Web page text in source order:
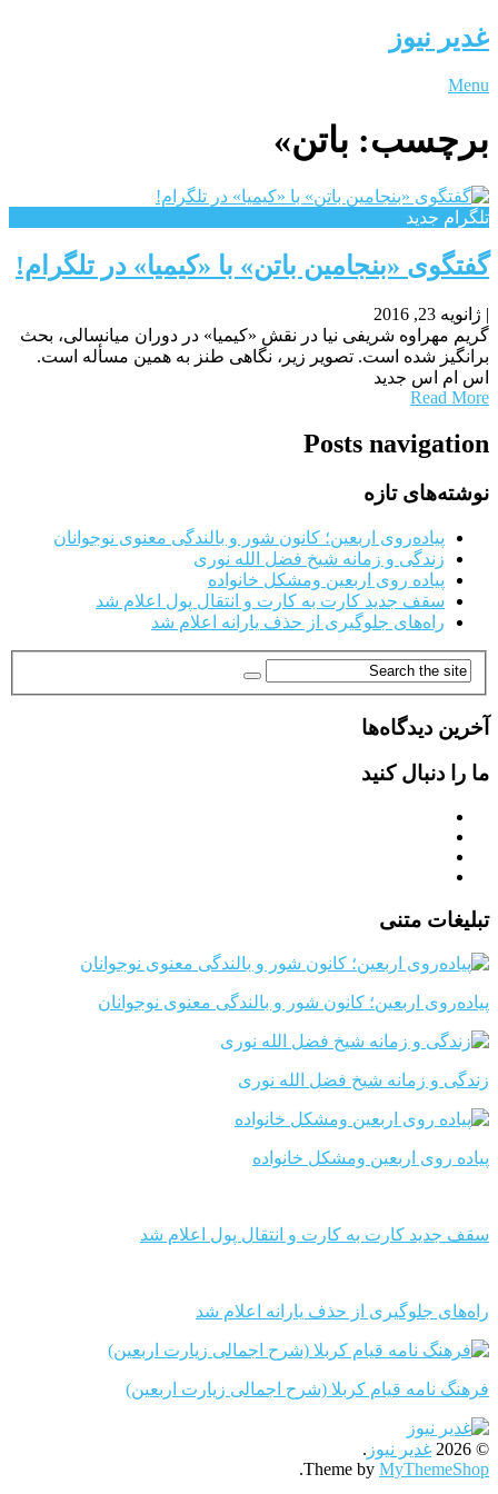
غدیر نیوز
Menu
برچسب: باتن»
تلگرام جدید
گفتگوی «بنجامین باتن» با «کیمیا» در تلگرام!
| ژانویه 23, 2016
گریم مهراوه شریفی نیا در نقش «کیمیا» در دوران میانسالی، بحث
برانگیز شده است. تصویر زیر، نگاهی طنز به همین مسأله است.
اس ام اس جدید
Read More
Posts navigation
نوشته‌های تازه
پیاده‌روی اربعین؛ کانون شور و بالندگی معنوی نوجوانان
زندگی و زمانه شیخ فضل الله نوری
پیاده روی اربعین ومشکل خانواده
سقف جدید کارت به کارت و انتقال پول اعلام شد
راه‌های جلوگیری از حذف یارانه اعلام شد
آخرین دیدگاه‌ها
ما را دنبال کنید
تبلیغات متنی
پیاده‌روی اربعین؛ کانون شور و بالندگی معنوی نوجوانان
زندگی و زمانه شیخ فضل الله نوری
پیاده روی اربعین ومشکل خانواده
سقف جدید کارت به کارت و انتقال پول اعلام شد
راه‌های جلوگیری از حذف یارانه اعلام شد
فرهنگ نامه قیام کربلا (شرح اجمالی زیارت اربعین)
© 2026 غدیر نیوز .
Theme by MyThemeShop
.